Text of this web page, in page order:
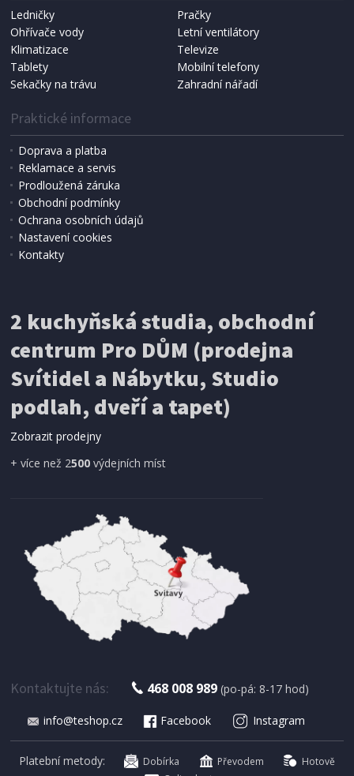
NÁHRADNÍ SÁČKY DO VYSAVAČE
Koma KRA-SB02S (Multi Bag, S-BAG SMS)
199 Kč Přidat do košíku
SÍŤ PROTI HMYZU
ProGarden KO-CY5910600 Síť proti hmyzu do
dveří magnetická 210 x 100 cm
179 Kč
SUŠIČKA OVOCE S ČASOVAČEM
Concept SO 1060 In Time
Ledničky
Pračky
Ohřívače vody
Letní ventilátory
Klimatizace
Televize
Tablety
Mobilní telefony
Sekačky na trávu
Zahradní nářadí
Praktické informace
Doprava a platba
Reklamace a servis
Prodloužená záruka
Obchodní podmínky
Ochrana osobních údajů
Nastavení cookies
Kontakty
2 kuchyňská studia, obchodní
centrum Pro DŮM (prodejna
Svítidel a Nábytku, Studio
podlah, dveří a tapet)
Zobrazit prodejny
+ více než 2500 výdejních míst
Kontaktujte nás: 468 008 989 (po-pá: 8-17 hod)
info@teshop.cz Facebook Instagram
Platební metody: Dobírka Převodem
Hotově